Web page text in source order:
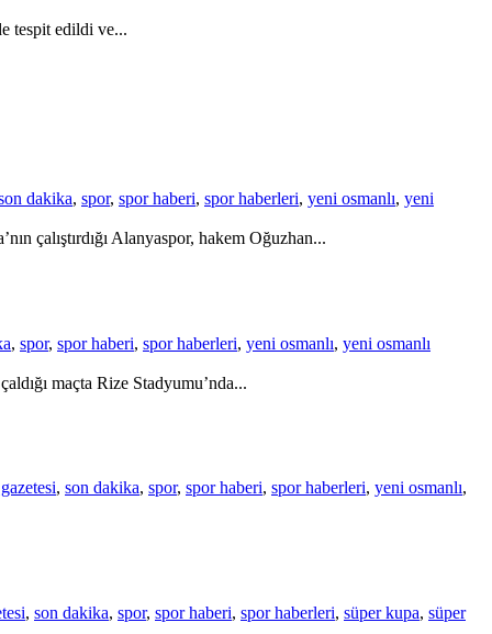
tespit edildi ve...
dakika, spor, spor haberi, spor haberleri, yeni osmanlı, yeni
çalıştırdığı Alanyaspor, hakem Oğuzhan...
, spor, spor haberi, spor haberleri, yeni osmanlı, yeni osmanlı
maçta Rize Stadyumu’nda...
, son dakika, spor, spor haberi, spor haberleri, yeni osmanlı,
, son dakika, spor, spor haberi, spor haberleri, süper kupa, süper